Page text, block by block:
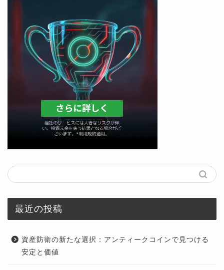
最近の投稿
資産防衛の新たな選択：アンティークコインで見つける
安定と価値